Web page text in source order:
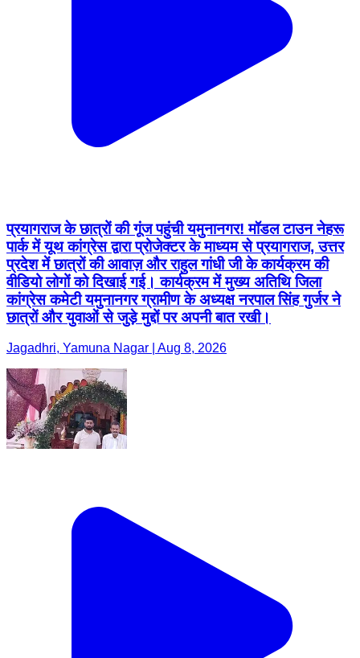
प्रयागराज के छात्रों की गूंज पहुंची यमुनानगर! मॉडल टाउन नेहरू
पार्क में यूथ कांग्रेस द्वारा प्रोजेक्टर के माध्यम से प्रयागराज, उत्तर
प्रदेश में छात्रों की आवाज़ और राहुल गांधी जी के कार्यक्रम की
वीडियो लोगों को दिखाई गई। कार्यक्रम में मुख्य अतिथि जिला
कांग्रेस कमेटी यमुनानगर ग्रामीण के अध्यक्ष नरपाल सिंह गुर्जर ने
छात्रों और युवाओं से जुड़े मुद्दों पर अपनी बात रखी।
Jagadhri, Yamuna Nagar | Aug 8, 2026